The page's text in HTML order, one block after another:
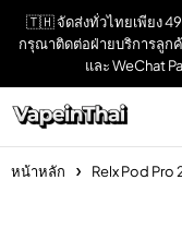
🇹🇭 จัดส่งทั่วไทยเพียง 49
กรุณาติดต่อฝ่ายบริการลูกค้
และ WeChat
หน้าหลัก Relx Pod Pro